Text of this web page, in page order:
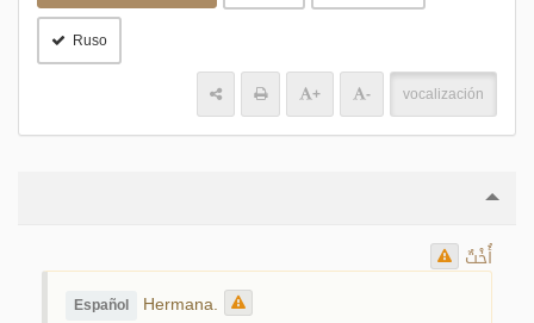
Ruso
+ - vocalización
أُخْتٌ
Español Hermana.